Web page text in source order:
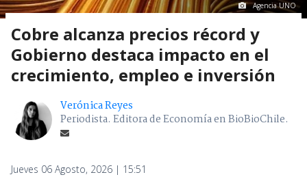
Agencia UNO
Cobre alcanza precios récord y
Gobierno destaca impacto en el
crecimiento, empleo e inversión
Verónica Reyes
Periodista. Editora de Economía en BioBioChile.
Jueves 06 Agosto, 2026 | 15:51